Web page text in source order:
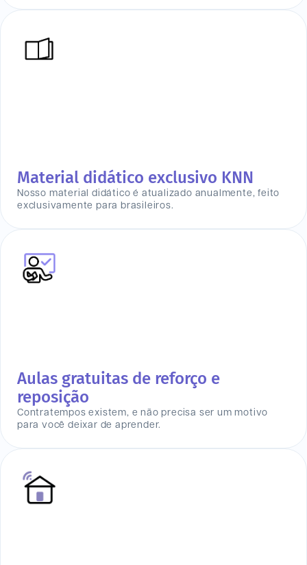
Material didático exclusivo KNN
Nosso material didático é atualizado anualmente, feito
exclusivamente para brasileiros.
Aulas gratuitas de reforço e
reposição
Contratempos existem, e não precisa ser um motivo
para você deixar de aprender.